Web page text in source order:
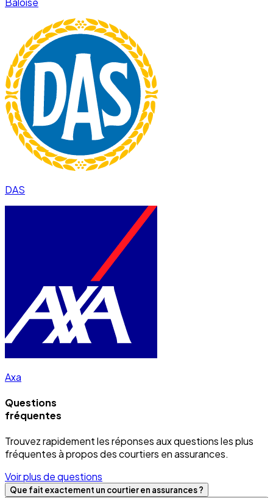
DAS
Axa
Questions
fréquentes
Trouvez rapidement les réponses aux questions les plus
fréquentes à propos des courtiers en assurances.
Voir plus de questions
Que fait exactement un courtier en assurances ?